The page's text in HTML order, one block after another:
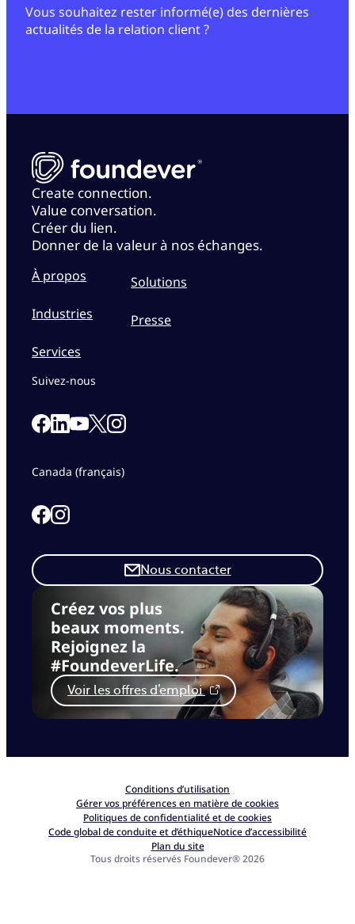
Vous souhaitez rester informé(e) des dernières
actualités de la relation client ?
Create connection.
Value conversation.
Créer du lien.
Donner de la valeur à nos échanges.
À propos
Industries
Services
Solutions
Presse
Créez vos plus
beaux moments.
Rejoignez la
#FoundeverLife.
Voir les offres d’emploi
Nous contacter
Suivez-nous
Link to our Facebook page
Link to our Linkedin page
Link to our Youtube page
Link to our X page
Link to our Instagram page
Canada (français)
Link to our Facebook page
Link to our Instagram page
Conditions d’utilisation
Gérer vos préférences en matière de cookies
Politiques de confidentialité et de cookies
Code global de conduite et d’éthiqueNotice d’accessibilité
Plan du site
Tous droits réservés Foundever® 2026